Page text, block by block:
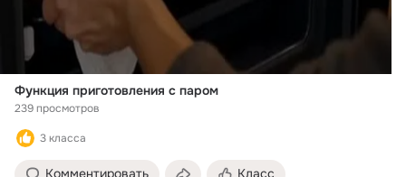
Функция приготовления с паром
239 просмотров
3 класса
Комментировать Класс